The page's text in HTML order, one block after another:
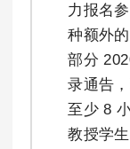
力报名
种额外
部分
录通告
至少 8
教授学